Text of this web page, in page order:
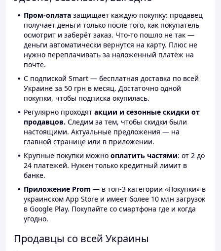
Пром-оплата защищает каждую покупку: продавец
получает деньги только после того, как покупатель
осмотрит и заберёт заказ. Что-то пошло не так —
деньги автоматически вернутся на карту. Плюс не
нужно переплачивать за наложенный платёж на
почте.
С подпиской Smart — бесплатная доставка по всей
Украине за 50 грн в месяц. Достаточно одной
покупки, чтобы подписка окупилась.
Регулярно проходят акции и сезонные скидки от
продавцов. Следим за тем, чтобы скидки были
настоящими. Актуальные предложения — на
главной странице или в приложении.
Крупные покупки можно оплатить частями: от 2 до
24 платежей. Нужен только кредитный лимит в
банке.
Приложение Prom — в топ-3 категории «Покупки» в
украинском App Store и имеет более 10 млн загрузок
в Google Play. Покупайте со смартфона где и когда
угодно.
Продавцы со всей Украины